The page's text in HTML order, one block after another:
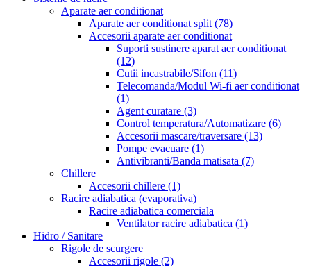
Aparate aer conditionat
Aparate aer conditionat split (78)
Accesorii aparate aer conditionat
Suporti sustinere aparat aer conditionat
(12)
Cutii incastrabile/Sifon (11)
Telecomanda/Modul Wi-fi aer conditionat
(1)
Agent curatare (3)
Control temperatura/Automatizare (6)
Accesorii mascare/traversare (13)
Pompe evacuare (1)
Antivibranti/Banda matisata (7)
Chillere
Accesorii chillere (1)
Racire adiabatica (evaporativa)
Racire adiabatica comerciala
Ventilator racire adiabatica (1)
Hidro / Sanitare
Rigole de scurgere
Accesorii rigole (2)